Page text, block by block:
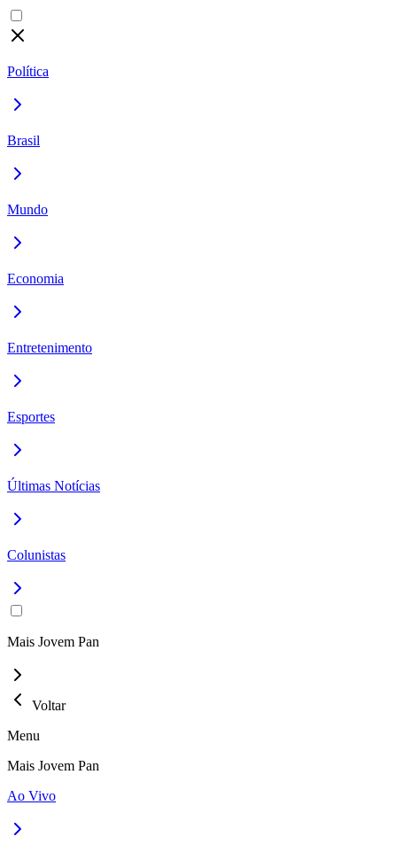
Política
Brasil
Mundo
Economia
Entretenimento
Esportes
Últimas Notícias
Colunistas
Mais Jovem Pan
Voltar
Menu
Mais Jovem Pan
Ao Vivo